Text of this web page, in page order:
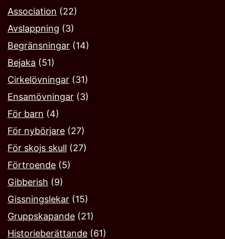
Association (22)
Avslappning (3)
Begränsningar (14)
Bejaka‎ (51)
Cirkelövningar (31)
Ensamövningar (3)
För barn (4)
För nybörjare (27)
För skojs skull (27)
Förtroende (5)
Gibberish (9)
Gissningslekar (15)
Gruppskapande (21)
Historieberättande (61)